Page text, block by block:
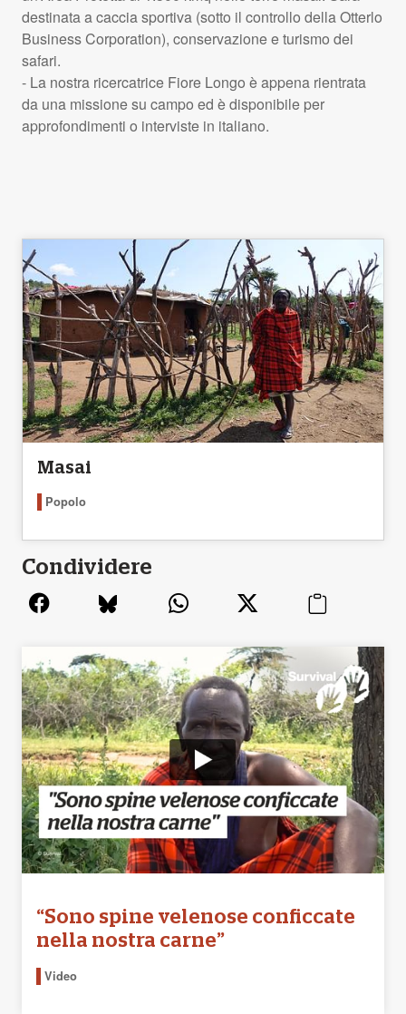
destinata a caccia sportiva (sotto il controllo della Otterlo
Business Corporation), conservazione e turismo dei
safari.
- La nostra ricercatrice Fiore Longo è appena rientrata
da una missione su campo ed è disponibile per
approfondimenti o interviste in italiano.
Masai
Popolo
Condividere
“Sono spine velenose conficcate
nella nostra carne”
Video